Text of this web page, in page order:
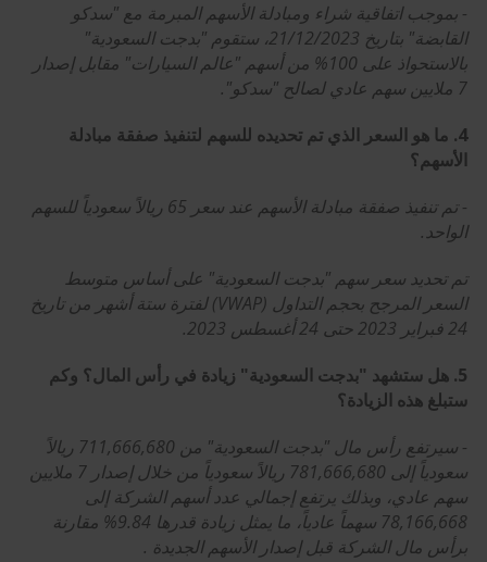
- بموجب اتفاقية شراء ومبادلة الأسهم المبرمة مع "سدكو
القابضة" بتاريخ 21/12/2023، ستقوم "بدجت السعودية"
بالاستحواذ على 100% من أسهم "عالم السيارات" مقابل إصدار
7 ملايين سهم عادي لصالح "سدكو".
4. ما هو السعر الذي تم تحديده للسهم لتنفيذ صفقة مبادلة
الأسهم؟
- تم تنفيذ صفقة مبادلة الأسهم عند سعر 65 ريالاً سعودياً للسهم
الواحد.
تم تحديد سعر سهم "بدجت السعودية" على أساس متوسط
السعر المرجح بحجم التداول (VWAP) لفترة ستة أشهر من تاريخ
24 فبراير 2023 حتى 24 أغسطس 2023.
5. هل ستشهد "بدجت السعودية" زيادة في رأس المال؟ وكم
ستبلغ هذه الزيادة؟
- سيرتفع رأس مال "بدجت السعودية" من 711,666,680 ريالاً
سعودياً إلى 781,666,680 ريالاً سعودياً من خلال إصدار 7 ملايين
سهم عادي، وبذلك يرتفع إجمالي عدد أسهم الشركة إلى
78,166,668 سهماً عادياً، ما يمثل زيادة قدرها 9.84% مقارنة
برأس مال الشركة قبل إصدار الأسهم الجديدة .